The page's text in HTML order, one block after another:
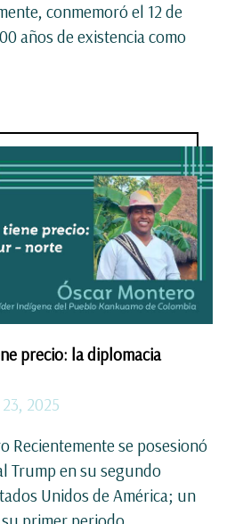
conmemoró el 12 de
años de existencia como
precio: la diplomacia
2025
Recientemente se posesionó
Trump en su segundo
Unidos de América; un